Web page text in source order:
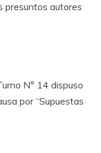
presuntos autores
N° 14 dispuso
por “Supuestas